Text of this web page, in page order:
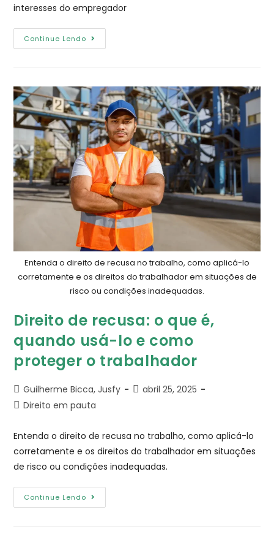
interesses do empregador
Continue Lendo
Entenda o direito de recusa no trabalho, como aplicá-lo
corretamente e os direitos do trabalhador em situações de
risco ou condições inadequadas.
​​Direito de recusa: o que é,
quando usá-lo e como
proteger o trabalhador
Guilherme Bicca, Jusfy
abril 25, 2025
Direito em pauta
Entenda o direito de recusa no trabalho, como aplicá-lo
corretamente e os direitos do trabalhador em situações
de risco ou condições inadequadas.
Continue Lendo